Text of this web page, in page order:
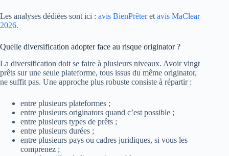
Les analyses dédiées sont ici : avis BienPrêteret avis MaClear
2026.
Quelle diversification adopter face au risque originator ?
La diversification doit se faire à plusieurs niveaux. Avoir vingt
prêts sur une seule plateforme, tous issus du même originator,
ne suffit pas. Une approche plus robuste consiste à répartir :
entre plusieurs plateformes ;
entre plusieurs originators quand c’est possible ;
entre plusieurs types de prêts ;
entre plusieurs durées ;
entre plusieurs pays ou cadres juridiques, si vous les
comprenez ;